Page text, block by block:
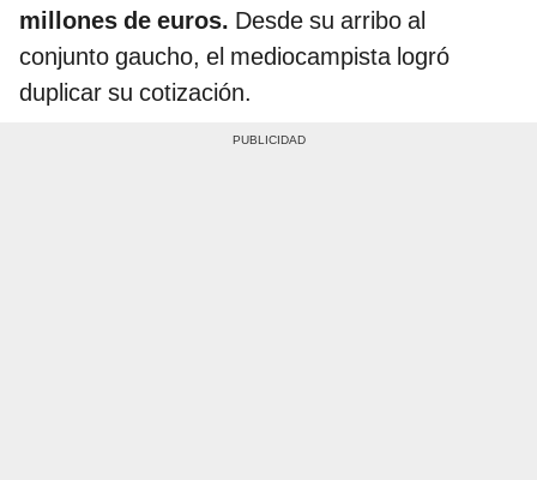
millones de euros. Desde su arribo al
conjunto gaucho, el mediocampista logró
duplicar su cotización.